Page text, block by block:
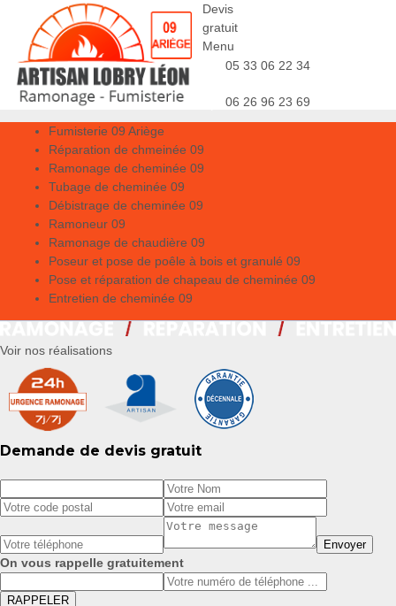
Devis
gratuit
Menu
05 33 06 22 34
06 26 96 23 69
Fumisterie 09 Ariège
Réparation de chmeinée 09
Ramonage de cheminée 09
Tubage de cheminée 09
Débistrage de cheminée 09
Ramoneur 09
Ramonage de chaudière 09
Poseur et pose de poêle à bois et granulé 09
Pose et réparation de chapeau de cheminée 09
Entretien de cheminée 09
Voir nos réalisations
Demande de devis gratuit
On vous rappelle gratuitement